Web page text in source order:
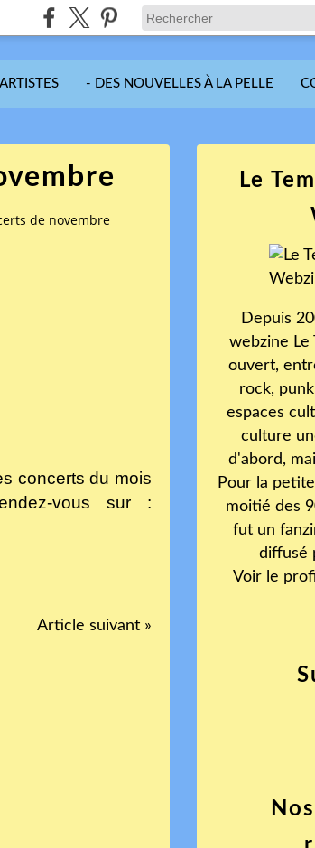
- DES NOUVELLES À LA PELLE
de novembre
concerts du mois
vous sur :
Article suivant »
Le
Depuis
webzine Le
ouvert,
rock,
espaces
culture
d'abord,
Pour la
moitié des
fut un
diffusé
Voir le